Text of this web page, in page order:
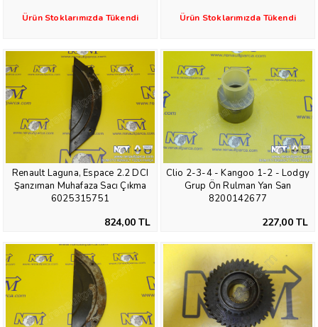
Ürün Stoklarımızda Tükendi Ürün Stoklarımızda Tükendi
Renault Laguna, Espace 2.2 DCI
Şanzıman Muhafaza Sacı Çıkma
6025315751
824,00 TL
Clio 2-3-4 - Kangoo 1-2 - Lodgy
Grup Ön Rulman Yan San
8200142677
227,00 TL